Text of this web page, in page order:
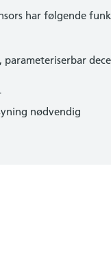
har følgende
parameteriserbar
nødvendig